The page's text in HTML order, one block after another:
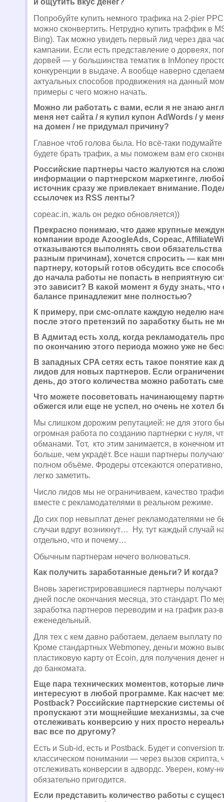
и ощутить вкус денег?
Попробуйте купить немного трафика на 2-pier
можно сконвертить. Нетрудно купить траффик в
Bing). Так можно увидеть первый лид через два
кампании. Если есть представление о дорвеях,
дорвей — у большинства тематик в InMoney
конкуренции в выдаче. А вообще наверно
актуальных способов продвижения на данный
примеры с чего можно начать.
Можно ли работать с вами, если я не знаю
меня нет сайта / я купил купон AdWords / у
на домен / не придумал причину?
Главное чтоб голова была. Но всё-таки подумайте
будете брать трафик, а мы поможем вам его
Российские партнеры часто жалуются на
информации о партнерском маркетинге,
источник сразу же привлекает внимание.
ссылочек из RSS ленты?
copeac.in, жаль он редко обновляется))
Прекрасно понимаю, что даже крупные
компании вроде AzoogleAds, Copeac,
отказываются выполнять свои обязательства
разным причинам), хочется спросить — как
партнеру, который готов обсудить все
до начала работы не попасть в неприятную
это зависит? В какой момент я буду знать,
балансе принадлежит мне полностью?
К примеру, при смс-оплате каждую неделю
после этого претензий по заработку быть не
В Адмитад есть холд, когда рекламодатель
по окончанию этого периода можно уже не
В западных CPA сетях есть такое понятие как
лидов для новых партнеров. Если
день, до этого количества можно работать
Что можете посоветовать начинающему
обжегся или еще не успел, но очень не хотел
Мы слишком дорожим репутацией: не для этого
огромная работа по созданию партнерки с нуля,
обманами. Тот, кто этим занимается, в конечном
больше, чем украдёт. Все наши партнеры
полном объёме. Фродеры отсекаются
легко заметить.
Число лидов мы не ограничиваем, качество
вместе с рекламодателями в реальном режиме.
До сих пор невыплат денег рекламодателями не
случаи вдруг возникнут… Ну, тут каждый случай
отдельно, что и почему…
Обычным партнерам нечего волноваться.
Как получить заработанные деньги? И когда?
Вновь зарегистрировавшиеся партнеры получают
дней после окончания месяца, это стандарт. По
заработка партнеров переводим и на график раз-
еженедельный.
Для тех с кем давно работаем, делаем выплату по
Кроме стандартных Webmoney, деньги можно
пластиковую карту от Ecoin, для получения денег
до банкомата.
Еще пара технических моментов, которые
интересуют в любой программе. Как насчет
Postback? Российские партнерские системы
пропускают эти мощнейшие механизмы, за
отслеживать конверсию у них просто
вас все по другому?
Есть и Sub-id, есть и Postback. Будет и conversion
классическом понимании — через вызов скрипта,
отслеживать конверсии в адвордс. Уверен, кому-
обязательно пригодится.
Если представить количество работы с